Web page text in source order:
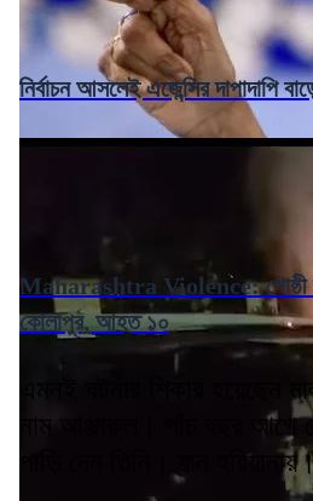
নির্বাচন আসলেই এজেন্সির
Maharashtra Violence: গোষ্ঠী
কোলাপুর, আহত ১০
এমনই ঘটনার শিকার হয়েছেন
নাম আঞ্জারুল। পাঁচ বছর আগে
পাড়ি দেন তিনি। যান